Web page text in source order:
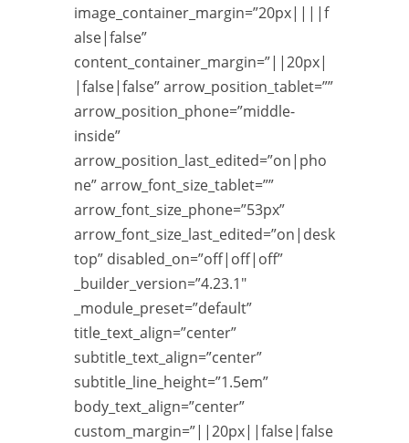
image_container_margin=”20px||||f
alse|false”
content_container_margin=”||20px|
|false|false” arrow_position_tablet=””
arrow_position_phone=”middle-
inside”
arrow_position_last_edited=”on|pho
ne” arrow_font_size_tablet=””
arrow_font_size_phone=”53px”
arrow_font_size_last_edited=”on|desk
top” disabled_on=”off|off|off”
_builder_version=”4.23.1″
_module_preset=”default”
title_text_align=”center”
subtitle_text_align=”center”
subtitle_line_height=”1.5em”
body_text_align=”center”
custom_margin=”||20px||false|false